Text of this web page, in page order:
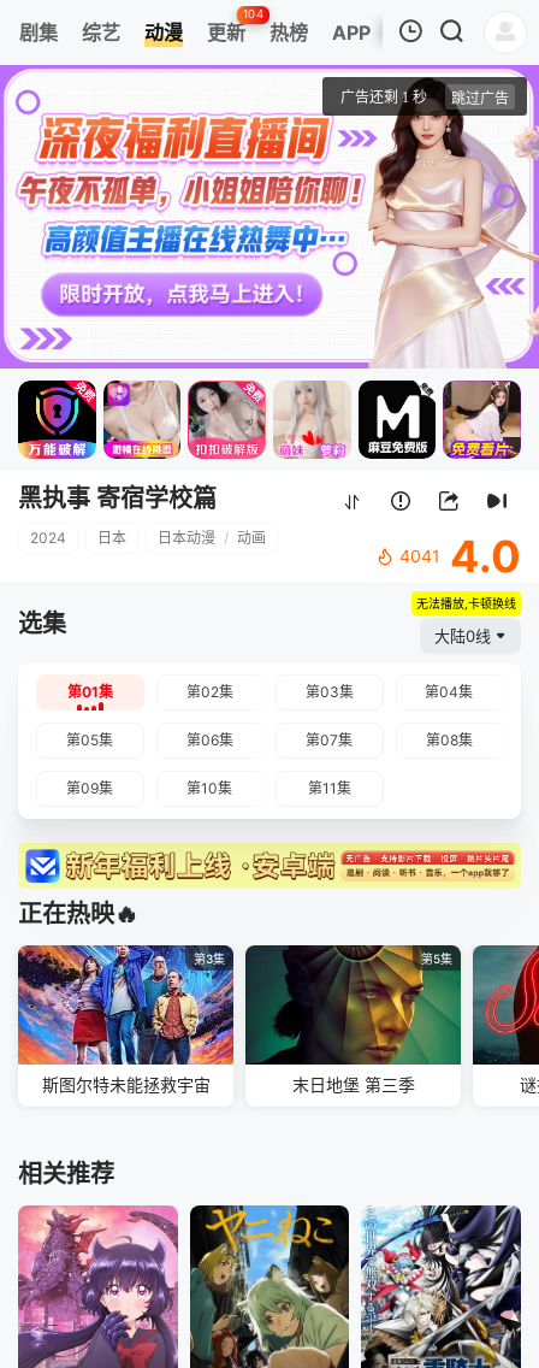
剧集 综艺 动漫 更新
104
热榜 APP
第01集
黑执事 寄宿学校篇
清空
黑执事 寄宿学校篇
2024 日本 日本动漫 / 动画
4041 4.0
选集
无法播放,卡顿换线
大陆0线
第01集 第02集 第03集 第04集
第05集 第06集 第07集 第08集
第09集 第10集 第11集
正在热映🔥
第3集
斯图尔特未能拯救宇宙
第5集
末日地堡 第三季
相关推荐